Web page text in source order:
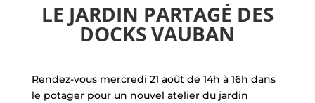
LE JARDIN PARTAGÉ DES
DOCKS VAUBAN
Rendez-vous mercredi 21 août de 14h à 16h dans
le potager pour un nouvel atelier du jardin